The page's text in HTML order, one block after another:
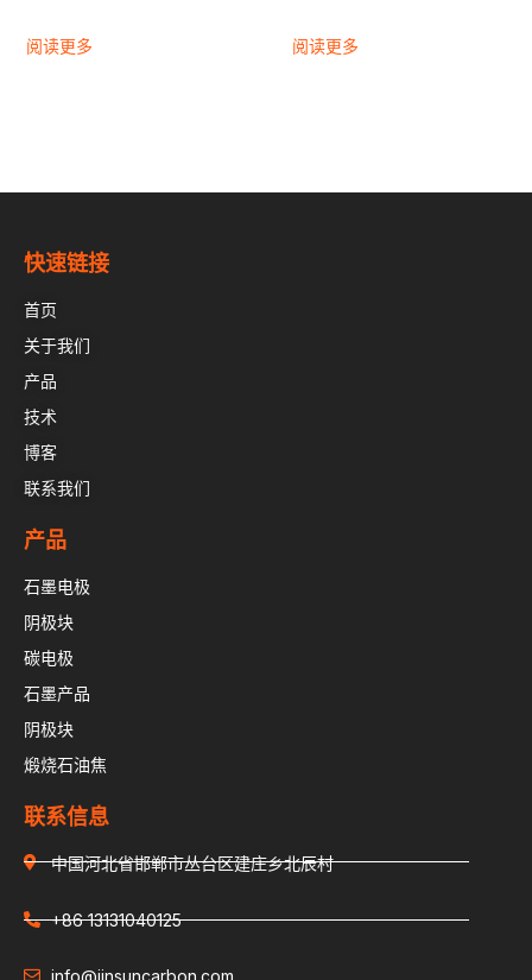
阅读更多 阅读更多
快速链接
首页
关于我们
产品
技术
博客
联系我们
产品
石墨电极
阴极块
碳电极
石墨产品
阴极块
煅烧石油焦
联系信息
中国河北省邯郸市丛台区建庄乡北辰村
+86 13131040125
info@jinsuncarbon.com